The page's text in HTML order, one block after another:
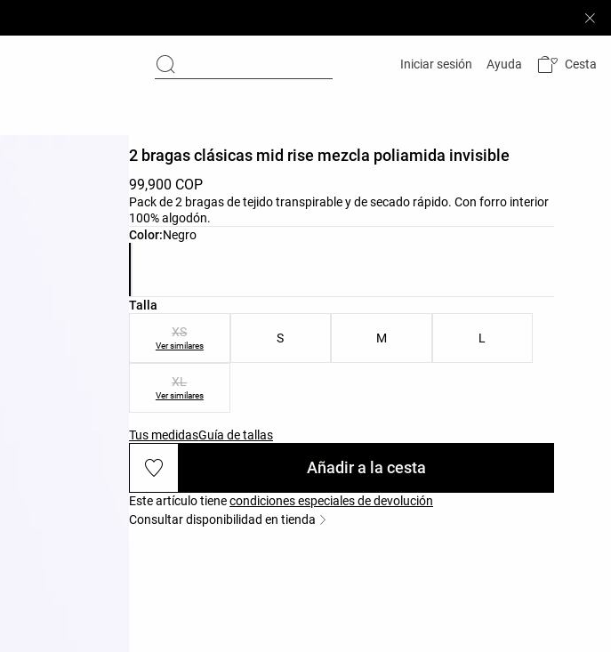
Iniciar sesión Ayuda Cesta
Color:Negro
Lista de colores del producto
2 bragas clásicas mid rise mezcla poliamida invisible
99,900 COP
Pack de 2 bragas de tejido transpirable y de secado rápido. Con forro interior
100% algodón.
Talla
Lista de tallas del producto
XS
Ver similares
S M L
XL
Ver similares
Tus medidasGuía de tallas
Añadir a la cesta
Este artículo tienecondiciones especiales de devolución
Consultar disponibilidad en tienda